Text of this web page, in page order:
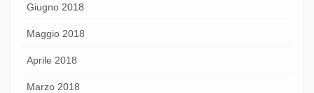
Giugno 2018
Maggio 2018
Aprile 2018
Marzo 2018